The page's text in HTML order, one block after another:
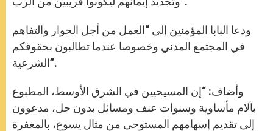
ودعا البابا المؤمنين إلى “العمل من أجل الحوار والتفاهم
في المجتمع المدني وخصوصا عندما تطالبون بحقوقكم
الشرعية”.
وأضاف: “إن المسيحيين في الشرق الأوسط، المطبوع
بآلام مأساوية وسنوات عنف ومسائل بدون حل، مدعوون
إلى تقديم إسهامهم المستوحى من مثال يسوع، بالمغفرة